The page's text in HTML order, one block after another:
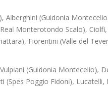
Alberghini (Guidonia
Monterotondo Scalo), Ciolfi,
Fiorentini (Valle del
(Guidonia Montecelio),
Poggio Fidoni), Lucatelli,